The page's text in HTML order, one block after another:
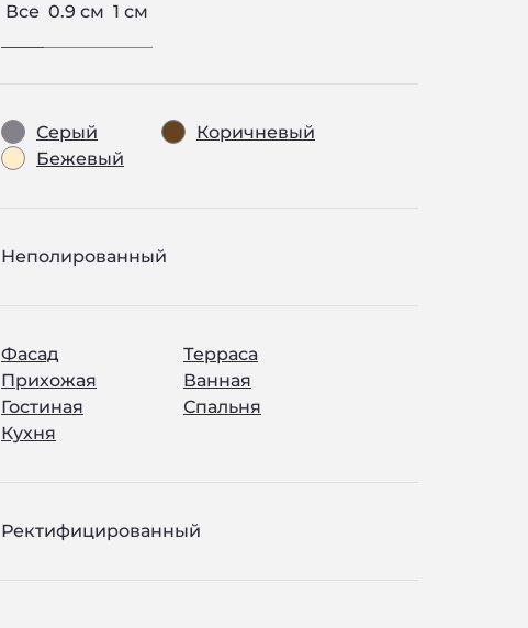
Все 0.9 см 1 см
Серый
Коричневый
Бежевый
Неполированный
Фасад
Терраса
Прихожая
Ванная
Гостиная
Спальня
Кухня
Ректифицированный